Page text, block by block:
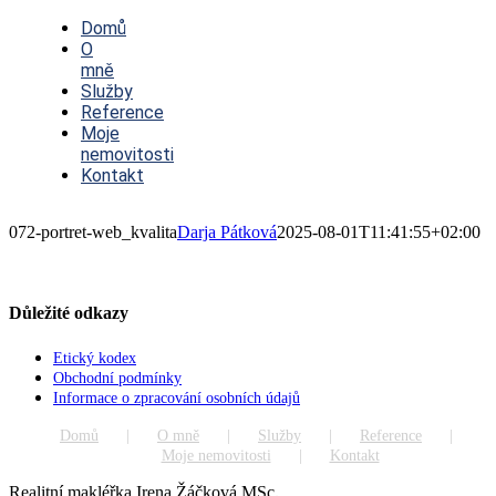
NavigationDomů
O
mně
Služby
Reference
Moje
nemovitosti
Kontakt
072-portret-web_kvalitaDarja Pátková2025-08-01T11:41:55+02:00
Důležité odkazy
Etický kodex
Obchodní podmínky
Informace o zpracování osobních údajů
Domů O mně Služby
Reference
Moje nemovitosti
Kontakt
Realitní makléřka Irena Žáčková MSc.